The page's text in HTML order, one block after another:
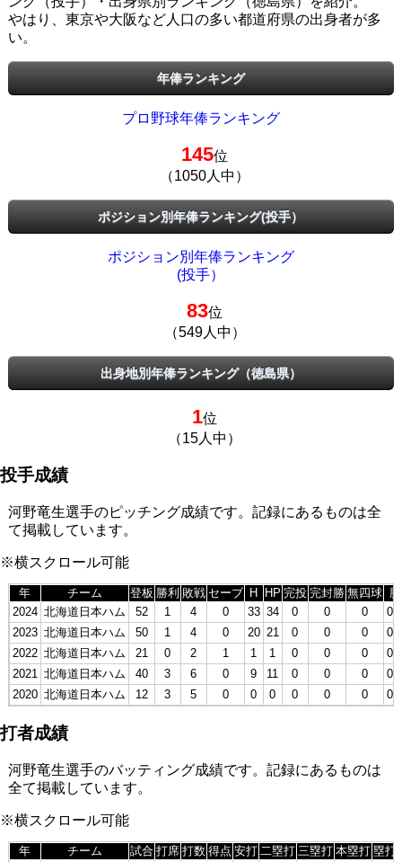
やはり、東京や大阪など人口の多い都道府県の出身者が多
い。
年俸ランキング
プロ野球年俸ランキング
145位
（1050人中）
ポジション別年俸ランキング(投手）
ポジション別年俸ランキング
(投手）
83位
（549人中）
出身地別年俸ランキング（徳島県）
1位
（15人中）
投手成績
河野竜生選手のピッチング成績です。記録にあるものは全
て掲載しています。
※横スクロール可能
年 チーム 登板 勝利 敗戦 セーブ H HP 完投 完封勝 無四球
2024 北海道日本ハム 52 1 4 0 33 34 0 0 0
2023 北海道日本ハム 50 1 4 0 20 21 0 0 0
2022 北海道日本ハム 21 0 2 1 1 1 0 0 0
2021 北海道日本ハム 40 3 6 0 9 11 0 0 0
2020 北海道日本ハム 12 3 5 0 0 0 0 0 0
打者成績
河野竜生選手のバッティング成績です。記録にあるものは
全て掲載しています。
※横スクロール可能
年 チーム 試合 打席 打数 得点 安打 二塁打 三塁打 本塁打 塁打